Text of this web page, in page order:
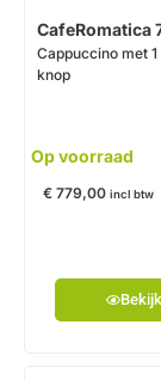
CafeRomatica
Cappuccino met
knop
Op voorraad
€ 779,00 incl btw